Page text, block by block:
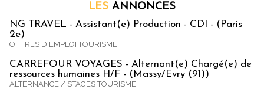
LES ANNONCES
NG TRAVEL - Assistant(e) Production - CDI - (Paris
2e)
OFFRES D'EMPLOI TOURISME
CARREFOUR VOYAGES - Alternant(e) Chargé(e) de
ressources humaines H/F - (Massy/Evry (91))
ALTERNANCE / STAGES TOURISME